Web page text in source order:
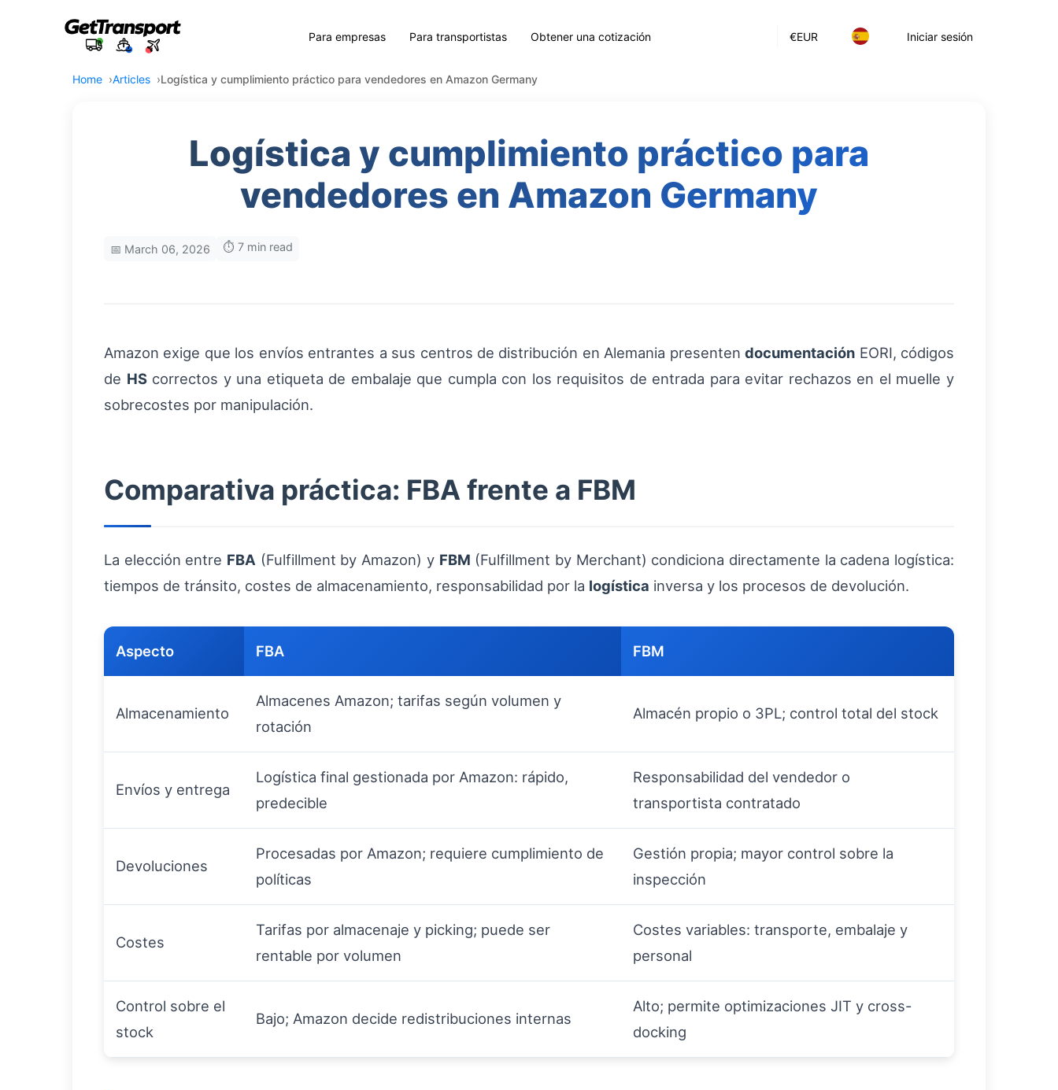
€EUR Iniciar sesión
Para empresas Para transportistas Obtener una cotización
Home Articles Logística y cumplimiento práctico para vendedores en Amazon Germany
Logística y cumplimiento práctico para
vendedores en Amazon Germany
📅 March 06, 2026 ⏱️ 7 min read
Amazon exige que los envíos entrantes a sus centros de distribución en Alemania presentendocumentación EORI, códigos
de HScorrectos y una etiqueta de embalaje que cumpla con los requisitos de entrada para evitar rechazos en el muelle y
sobrecostes por manipulación.
Comparativa práctica: FBA frente a FBM
La elección entre FBA (Fulfillment by Amazon) y FBM (Fulfillment by Merchant) condiciona directamente la cadena logística:
tiempos de tránsito, costes de almacenamiento, responsabilidad por la logística inversa y los procesos de devolución.
Aspecto FBA FBM
Almacenamiento
Almacenes Amazon; tarifas según volumen y
rotación
Almacén propio o 3PL; control total del stock
Envíos y entrega
Logística final gestionada por Amazon: rápido,
predecible
Responsabilidad del vendedor o
transportista contratado
Devoluciones
Procesadas por Amazon; requiere cumplimiento de
políticas
Gestión propia; mayor control sobre la
inspección
Costes
Tarifas por almacenaje y picking; puede ser
rentable por volumen
Costes variables: transporte, embalaje y
personal
Control sobre el
stock
Bajo; Amazon decide redistribuciones internas
Alto; permite optimizaciones JIT y cross-
docking